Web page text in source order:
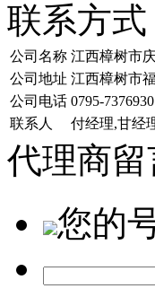
联系方式
公司名称 江西樟树市
公司地址 江西樟树市
公司电话 0795-7376930
联系人
付经理,甘经
代理商留
您的